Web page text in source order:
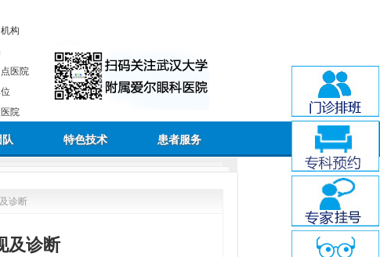
构
医院
院
特色技术 患者服务
诊断
及诊断